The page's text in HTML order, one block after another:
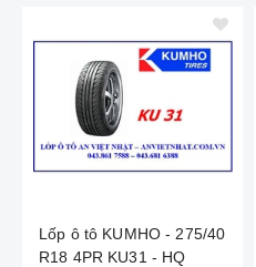
Lốp ô tô KUMHO - 275/40
R18 4PR KU31 - HQ